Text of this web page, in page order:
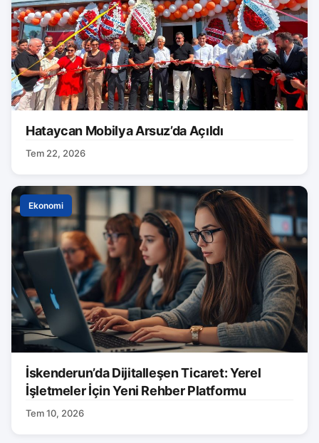
Hataycan Mobilya Arsuz’da Açıldı
Tem 22, 2026
Ekonomi
İskenderun’da Dijitalleşen Ticaret: Yerel
İşletmeler İçin Yeni Rehber Platformu
Tem 10, 2026